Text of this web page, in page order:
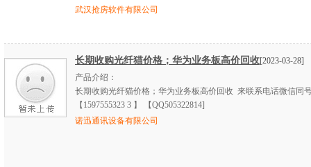
武汉抢房软件有限公司
长期收购光纤猫价格；华为业务板高价回收[2023-03-28]
产品介绍：
长期收购光纤猫价格；华为业务板高价回收 来联系电话微信同
【1597555323 3 】 【QQ505322814]
诺迅通讯设备有限公司